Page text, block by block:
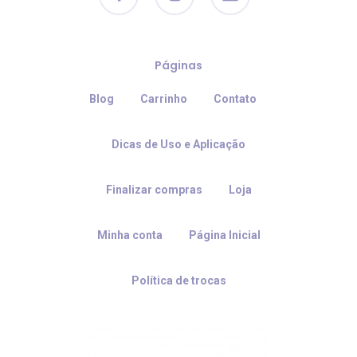
Páginas
Blog Carrinho Contato
Dicas de Uso e Aplicação
Finalizar compras Loja
Minha conta Página Inicial
Política de trocas